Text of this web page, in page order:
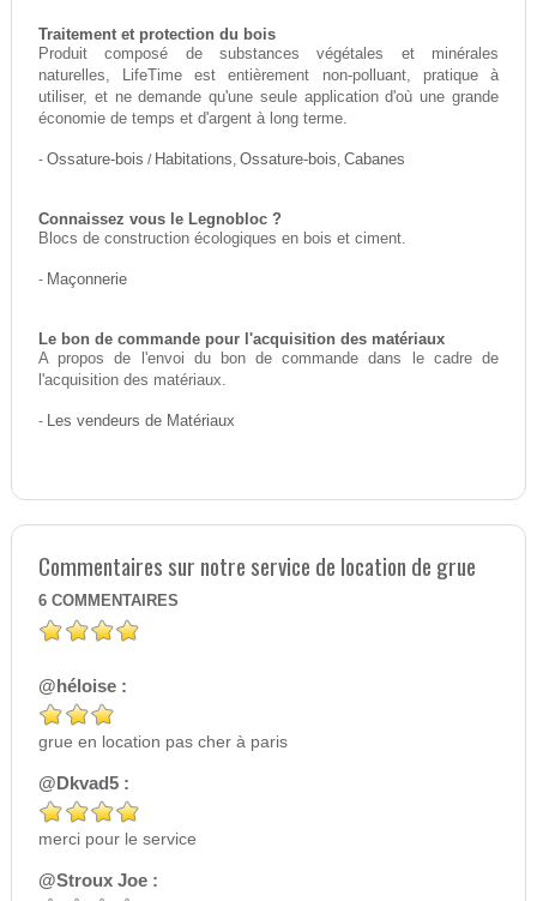
Traitement et protection du bois
Produit composé de substances végétales et minérales
naturelles, LifeTime est entièrement non-polluant, pratique à
utiliser, et ne demande qu'une seule application d'où une grande
économie de temps et d'argent à long terme.
- Ossature-bois / Habitations, Ossature-bois, Cabanes
Connaissez vous le Legnobloc ?
Blocs de construction écologiques en bois et ciment.
- Maçonnerie
Le bon de commande pour l'acquisition des matériaux
A propos de l'envoi du bon de commande dans le cadre de
l'acquisition des matériaux.
- Les vendeurs de Matériaux
Commentaires sur notre service de location de grue
6 COMMENTAIRES
@héloise :
grue en location pas cher à paris
@Dkvad5 :
merci pour le service
@Stroux Joe :